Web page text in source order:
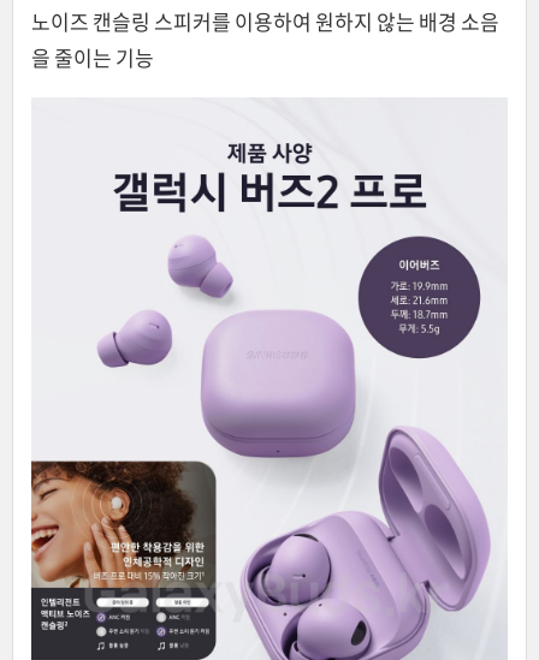
노이즈 캔슬링 스피커를 이용하여 원하지 않는 배경 소음
을 줄이는 기능